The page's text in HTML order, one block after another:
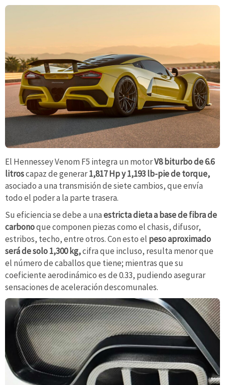
El Hennessey Venom F5 integra un motorV8 biturbo de 6.6
litroscapaz de generar1,817 Hp y 1,193 lb-pie de torque,
asociado a una transmisión de siete cambios, que envía
todo el poder a la parte trasera.
Su eficiencia se debe a unaestricta dieta a base de fibra de
carbonoque componen piezas como el chasis, difusor,
estribos, techo, entre otros. Con esto el peso aproximado
será de solo 1,300 kg,cifra que incluso, resulta menor que
el número de caballos que tiene; mientras que su
coeficiente aerodinámico es de 0.33, pudiendo asegurar
sensaciones de aceleración descomunales.